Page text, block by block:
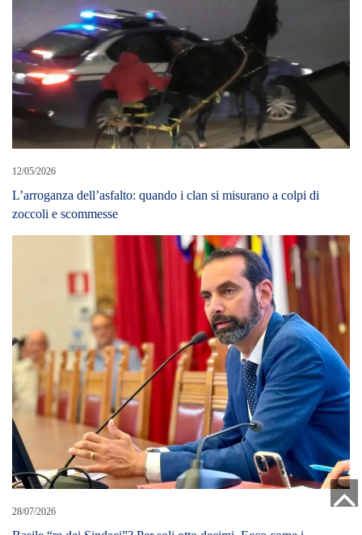
12/05/2026
L’arroganza dell’asfalto: quando i clan si misurano a colpi di
zoccoli e scommesse
28/07/2026